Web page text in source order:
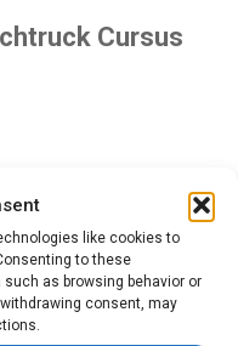
like cookies to
to these
as browsing behavior or
consent, may
Cursus
ook top